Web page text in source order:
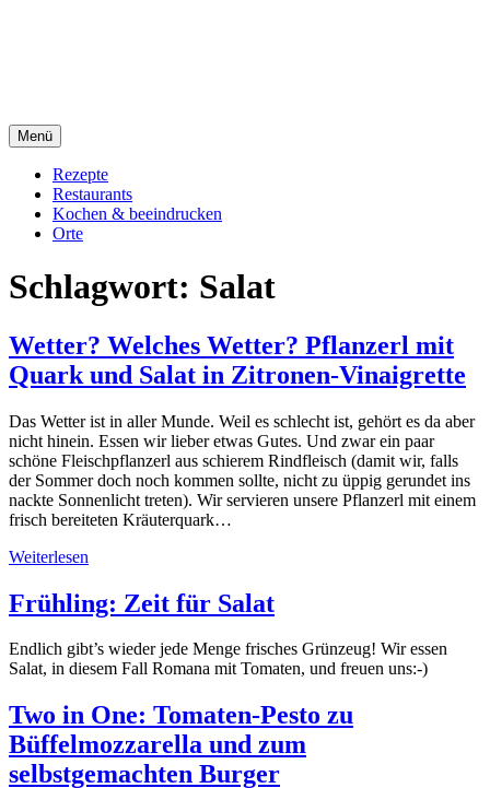
Menü
Rezepte
Restaurants
Kochen & beeindrucken
Orte
Schlagwort: Salat
Wetter? Welches Wetter? Pflanzerl mit
Quark und Salat in Zitronen-Vinaigrette
Das Wetter ist in aller Munde. Weil es schlecht ist, gehört es da aber
nicht hinein. Essen wir lieber etwas Gutes. Und zwar ein paar
schöne Fleischpflanzerl aus schierem Rindfleisch (damit wir, falls
der Sommer doch noch kommen sollte, nicht zu üppig gerundet ins
nackte Sonnenlicht treten). Wir servieren unsere Pflanzerl mit einem
frisch bereiteten Kräuterquark…
Weiterlesen
Frühling: Zeit für Salat
Endlich gibt’s wieder jede Menge frisches Grünzeug! Wir essen
Salat, in diesem Fall Romana mit Tomaten, und freuen uns:-)
Two in One: Tomaten-Pesto zu
Büffelmozzarella und zum
selbstgemachten Burger